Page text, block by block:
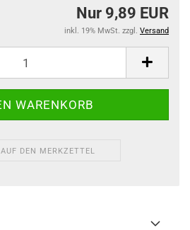
Nur 9,89 EUR
inkl. 19% MwSt. zzgl. Versand
AUF DEN MERKZETTEL